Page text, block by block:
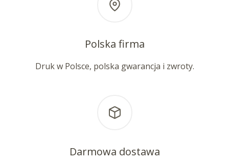
Polska firma
Druk w Polsce, polska gwarancja i zwroty.
Darmowa dostawa